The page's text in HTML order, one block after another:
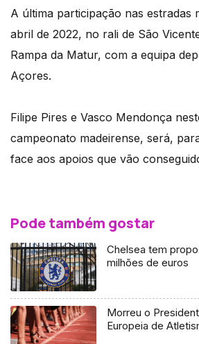
A última participação nas estradas
abril de 2022, no rali de São
Rampa da Matur, com a equipa
Açores.
Filipe Pires e Vasco Mendonça
campeonato madeirense, será,
face aos apoios que vão
Pode também gostar
Chelsea tem
milhões de euros
Morreu o
Europeia de